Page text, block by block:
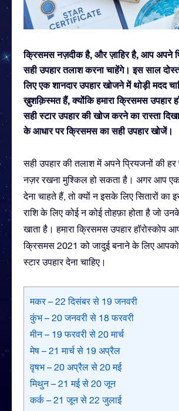
क्रिसमस नज़दीक है, और ज़ाहिर है, आप अपने
सही उपहार तलाश करना चाहेंगे। इस साल
लिए एक शानदार उपहार खोजने में थोड़ी मदद
ख़ुशक़िस्मत हैं, क्योंकि हमारा क्रिसमस उपहार
सही स्टार उपहार की खोज करने का रास्ता
के आधार पर क्रिसमस का सही उपहार खोजें।
सही उपहार की तलाश में अपने प्रियजनों की हर
नज़र रखना मुश्किल हो सकता है। अगर आप एक
देना चाहते हैं, तो क्यों न इसके लिए सितारों का
राशि के लिए कोई न कोई तोहफ़ा होता है जो
खाता है। हमारा क्रिसमस उपहार हॉरोस्कोप
क्रिसमस 2021 को जादुई बनाने के लिए
स्टार उपहार देना चाहिए।
मकर – 22 दिसंबर से 19 जनवरी
कुंभ – 20 जनवरी से 18 फरवरी
मीन – 19 फरवरी से 20 मार्च
मेष – 21 मार्च से 19 अप्रैल
वृषभ – 20 अप्रैल से 20 मई
मिथुन – 21 मई से 20 जून
कर्क – 21 जून से 22 जुलाई